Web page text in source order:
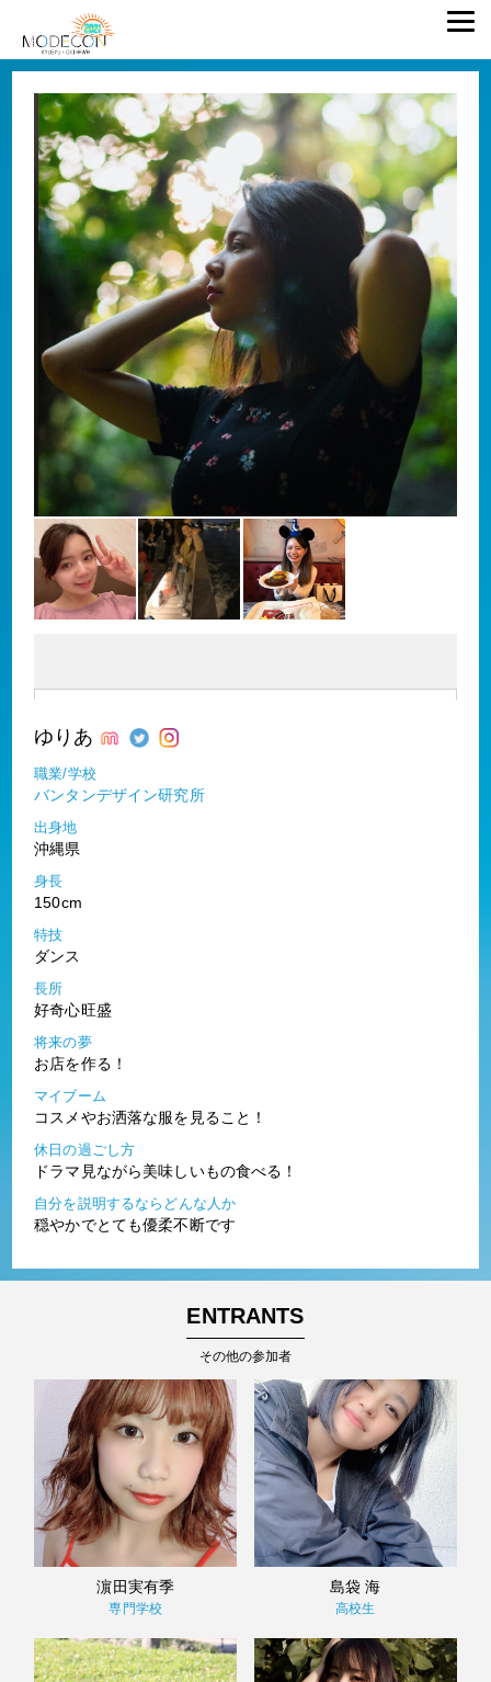
ゆりあ
職業/学校
バンタンデザイン研究所
出身地
沖縄県
身長
150cm
特技
ダンス
長所
好奇心旺盛
将来の夢
お店を作る！
マイブーム
コスメやお洒落な服を見ること！
休日の過ごし方
ドラマ見ながら美味しいもの食べる！
自分を説明するならどんな人か
穏やかでとても優柔不断です
ENTRANTS
その他の参加者
濵田実有季
専門学校
島袋 海
高校生